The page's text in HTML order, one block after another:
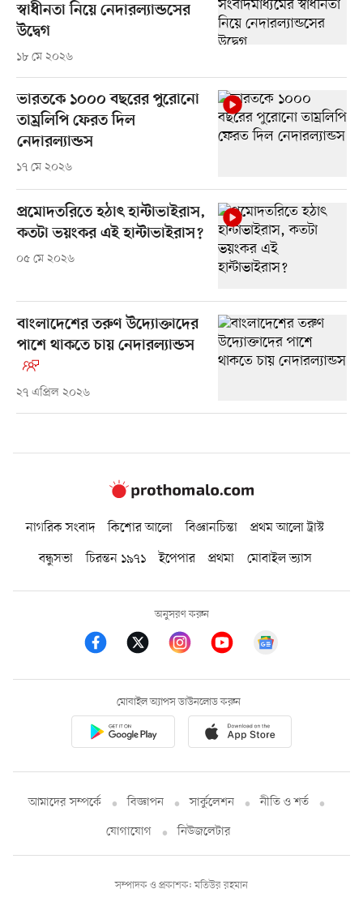
স্বাধীনতা নিয়ে নেদারল্যান্ডসের
উদ্বেগ
১৮ মে ২০২৬
ভারতকে ১০০০ বছরের পুরোনো
তাম্রলিপি ফেরত দিল
নেদারল্যান্ডস
১৭ মে ২০২৬
প্রমোদতরিতে হঠাৎ হান্টাভাইরাস,
কতটা ভয়ংকর এই হান্টাভাইরাস?
০৫ মে ২০২৬
বাংলাদেশের তরুণ উদ্যোক্তাদের
পাশে থাকতে চায় নেদারল্যান্ডস
২৭ এপ্রিল ২০২৬
নাগরিক সংবাদ কিশোর আলো বিজ্ঞানচিন্তা
প্রথম আলো ট্রাস্ট
বন্ধুসভা
চিরন্তন ১৯৭১ ইপেপার প্রথমা মোবাইল ভ্যাস
অনুসরণ করুন
মোবাইল অ্যাপস ডাউনলোড করুন
আমাদের সম্পর্কে বিজ্ঞাপন সার্কুলেশন
নীতি ও শর্ত
যোগাযোগ
নিউজলেটার
সম্পাদক ও প্রকাশক: মতিউর রহমান